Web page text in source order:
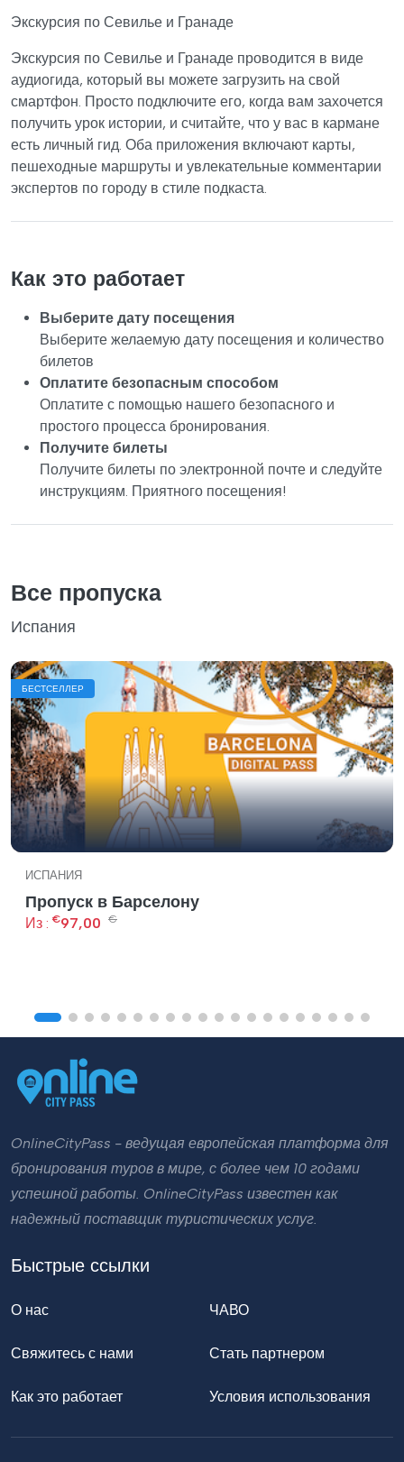
Экскурсия по Севилье и Гранаде
Экскурсия по Севилье и Гранаде проводится в виде
аудиогида, который вы можете загрузить на свой
смартфон. Просто подключите его, когда вам захочется
получить урок истории, и считайте, что у вас в кармане
есть личный гид. Оба приложения включают карты,
пешеходные маршруты и увлекательные комментарии
экспертов по городу в стиле подкаста.
Как это работает
Выберите дату посещения
Выберите желаемую дату посещения и количество
билетов
Оплатите безопасным способом
Оплатите с помощью нашего безопасного и
простого процесса бронирования.
Получите билеты
Получите билеты по электронной почте и следуйте
инструкциям. Приятного посещения!
Все пропуска
Испания
БЕСТСЕЛЛЕР
ИСПАНИЯ
Пропуск в Барселону
Из : €97,00 €
OnlineCityPass - ведущая европейская платформа для
бронирования туров в мире, с более чем 10 годами
успешной работы. OnlineCityPass известен как
надежный поставщик туристических услуг.
Быстрые ссылки
О нас
Свяжитесь с нами
Как это работает
ЧАВО
Стать партнером
Условия использования